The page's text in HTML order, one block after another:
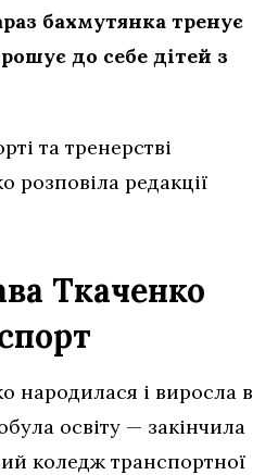
бахмутянка тренує
до себе дітей з
та тренерстві
розповіла редакції
Ткаченко
народилася і виросла в
освіту — закінчила
коледж транспортної